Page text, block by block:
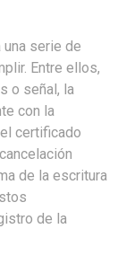
una serie de
Entre ellos,
o señal, la
con la
certificado
de la escritura
de la